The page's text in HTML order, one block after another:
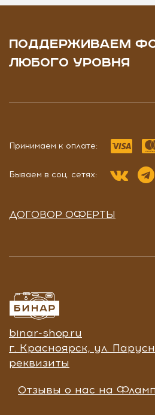
ПОДДЕРЖИВАЕМ
ЛЮБОГО УРОВНЯ
Принимаем к оплате:
Бываем в соц. сетях:
ДОГОВОР ОФЕРТЫ
binar-shop.ru
г. Красноярск, ул.
реквизиты
Отзывы о нас на